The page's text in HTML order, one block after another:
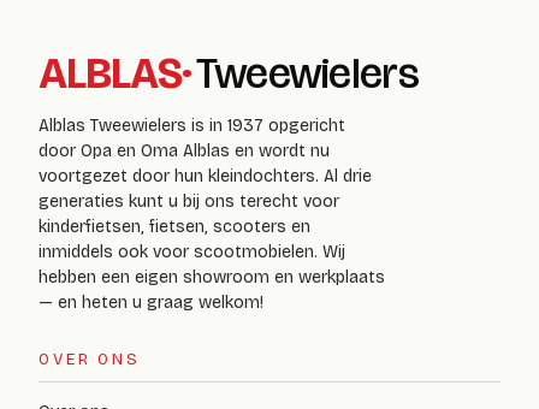
ALBLAS·Tweewielers
Alblas Tweewielers is in 1937 opgericht
door Opa en Oma Alblas en wordt nu
voortgezet door hun kleindochters. Al drie
generaties kunt u bij ons terecht voor
kinderfietsen, fietsen, scooters en
inmiddels ook voor scootmobielen. Wij
hebben een eigen showroom en werkplaats
— en heten u graag welkom!
OVER ONS